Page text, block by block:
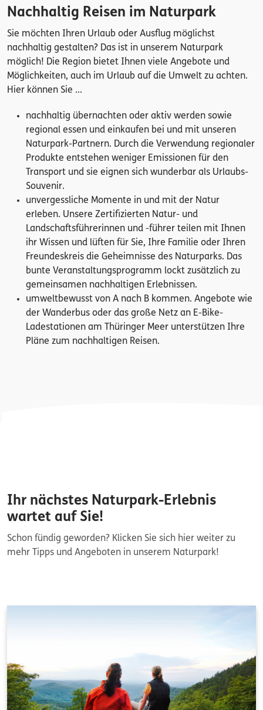
Nachhaltig Reisen im Naturpark
Sie möchten Ihren Urlaub oder Ausflug möglichst
nachhaltig gestalten? Das ist in unserem Naturpark
möglich! Die Region bietet Ihnen viele Angebote und
Möglichkeiten, auch im Urlaub auf die Umwelt zu achten.
Hier können Sie ...
nachhaltig übernachten oder aktiv werden sowie
regional essen und einkaufen bei und mit unseren
Naturpark-Partnern. Durch die Verwendung regionaler
Produkte entstehen weniger Emissionen für den
Transport und sie eignen sich wunderbar als Urlaubs-
Souvenir.
unvergessliche Momente in und mit der Natur
erleben. Unsere Zertifizierten Natur- und
Landschaftsführerinnen und -führer teilen mit Ihnen
ihr Wissen und lüften für Sie, Ihre Familie oder Ihren
Freundeskreis die Geheimnisse des Naturparks. Das
bunte Veranstaltungsprogramm lockt zusätzlich zu
gemeinsamen nachhaltigen Erlebnissen.
umweltbewusst von A nach B kommen. Angebote wie
der Wanderbus oder das große Netz an E-Bike-
Ladestationen am Thüringer Meer unterstützen Ihre
Pläne zum nachhaltigen Reisen.
Ihr nächstes Naturpark-Erlebnis
wartet auf Sie!
Schon fündig geworden? Klicken Sie sich hier weiter zu
mehr Tipps und Angeboten in unserem Naturpark!